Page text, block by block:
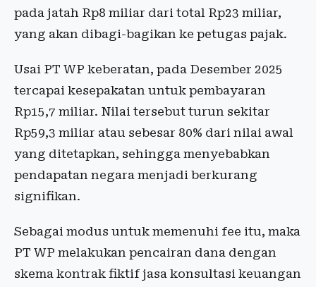
pada jatah Rp8 miliar dari total Rp23 miliar,
yang akan dibagi-bagikan ke petugas pajak.
Usai PT WP keberatan, pada Desember 2025
tercapai kesepakatan untuk pembayaran
Rp15,7 miliar. Nilai tersebut turun sekitar
Rp59,3 miliar atau sebesar 80% dari nilai awal
yang ditetapkan, sehingga menyebabkan
pendapatan negara menjadi berkurang
signifikan.
Sebagai modus untuk memenuhi fee itu, maka
PT WP melakukan pencairan dana dengan
skema kontrak fiktif jasa konsultasi keuangan